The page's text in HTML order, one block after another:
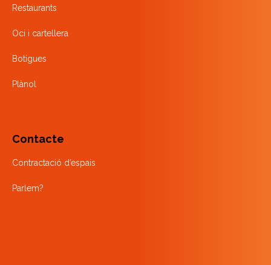
Restaurants
Oci i cartellera
Botigues
Plànol
Contacte
Contractació d’espais
Parlem?